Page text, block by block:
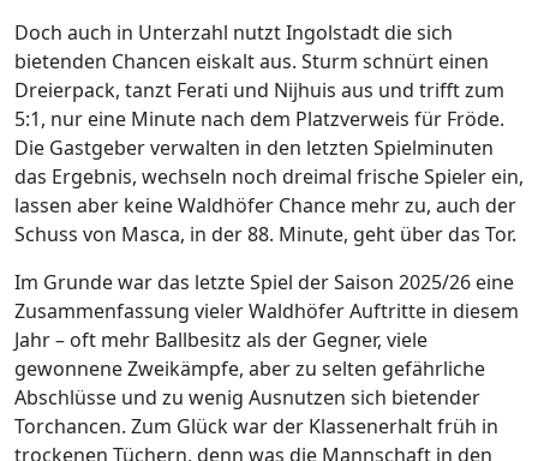
Doch auch in Unterzahl nutzt Ingolstadt die sich
bietenden Chancen eiskalt aus. Sturm schnürt einen
Dreierpack, tanzt Ferati und Nijhuis aus und trifft zum
5:1, nur eine Minute nach dem Platzverweis für Fröde.
Die Gastgeber verwalten in den letzten Spielminuten
das Ergebnis, wechseln noch dreimal frische Spieler ein,
lassen aber keine Waldhöfer Chance mehr zu, auch der
Schuss von Masca, in der 88. Minute, geht über das Tor.
Im Grunde war das letzte Spiel der Saison 2025/26 eine
Zusammenfassung vieler Waldhöfer Auftritte in diesem
Jahr – oft mehr Ballbesitz als der Gegner, viele
gewonnene Zweikämpfe, aber zu selten gefährliche
Abschlüsse und zu wenig Ausnutzen sich bietender
Torchancen. Zum Glück war der Klassenerhalt früh in
trockenen Tüchern, denn was die Mannschaft in den